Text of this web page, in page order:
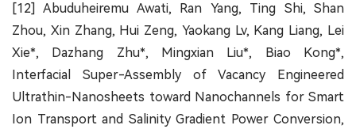
[12] Abuduheiremu Awati, Ran Yang, Ting Shi, Shan
Zhou, Xin Zhang, Hui Zeng, Yaokang Lv, Kang Liang, Lei
Xie*, Dazhang Zhu*, Mingxian Liu*, Biao Kong*,
Interfacial Super-Assembly of Vacancy Engineered
Ultrathin-Nanosheets toward Nanochannels for Smart
Ion Transport and Salinity Gradient Power Conversion,